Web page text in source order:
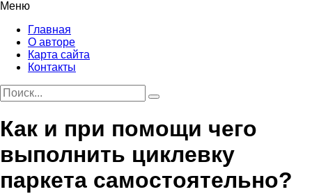
Меню
Главная
О авторе
Карта сайта
Контакты
Как и при помощи чего
выполнить циклевку
паркета самостоятельно?